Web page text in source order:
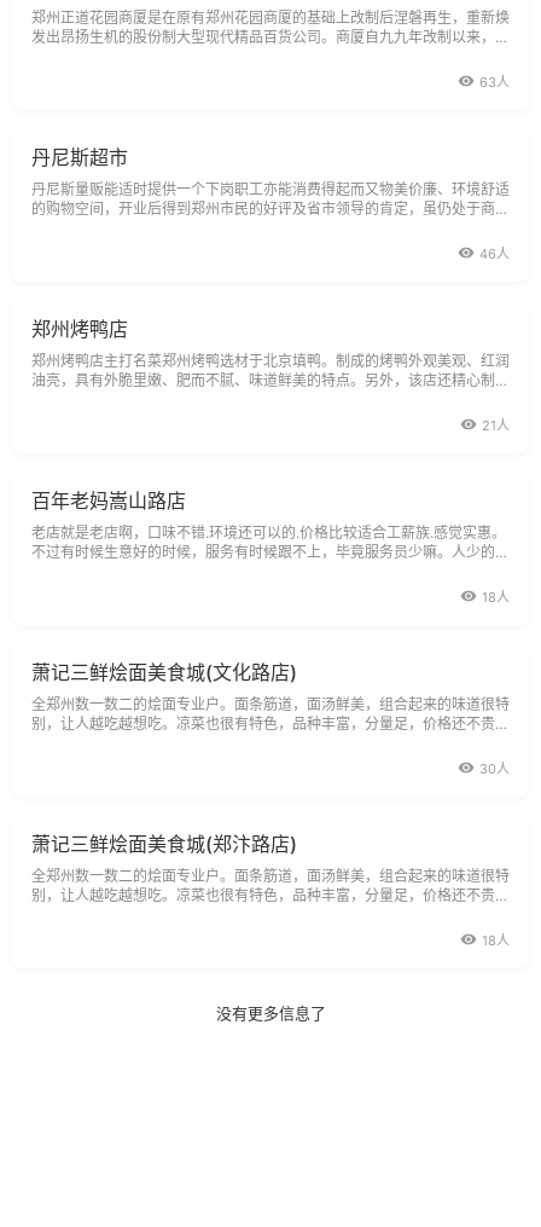
郑州正道花园商厦是在原有郑州花园商厦的基础上改制后涅磐再生，重新焕
发出昂扬生机的股份制大型现代精品百货公司。商厦自九九年改制以来，公
多名员工创业奋进，始终围绕三个善待、诚信精实等精神理念，吸纳国 63人
丹尼斯超市
丹尼斯量贩能适时提供一个下岗职工亦能消费得起而又物美价廉、环境舒适
的购物空间，开业后得到郑州市民的好评及省市领导的肯定，虽仍处于商业
创造下岗职工再就业机会，期望丹尼斯量贩仍尽微薄之力，以达抛砖引玉效
46人
郑州烤鸭店
郑州烤鸭店主打名菜郑州烤鸭选材于北京填鸭。制成的烤鸭外观美观、红润
油亮，具有外脆里嫩、肥而不腻、味道鲜美的特点。另外，该店还精心制作
21人
百年老妈嵩山路店
老店就是老店啊，口味不错.环境还可以的.价格比较适合工薪族.感觉实惠。
不过有时候生意好的时候，服务有时候跟不上，毕竟服务员少嘛。人少的时
18人
萧记三鲜烩面美食城(文化路店)
全郑州数一数二的烩面专业户。面条筋道，面汤鲜美，组合起来的味道很特
别，让人越吃越想吃。凉菜也很有特色，品种丰富，分量足，价格还不贵。
30人
萧记三鲜烩面美食城(郑汴路店)
全郑州数一数二的烩面专业户。面条筋道，面汤鲜美，组合起来的味道很特
别，让人越吃越想吃。凉菜也很有特色，品种丰富，分量足，价格还不贵。
18人
没有更多信息了